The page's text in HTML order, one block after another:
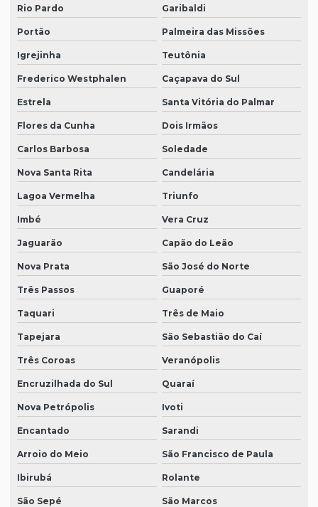
Rio Pardo Garibaldi
Portão Palmeira das Missões
Igrejinha Teutônia
Frederico Westphalen Caçapava do Sul
Estrela Santa Vitória do Palmar
Flores da Cunha Dois Irmãos
Carlos Barbosa Soledade
Nova Santa Rita Candelária
Lagoa Vermelha Triunfo
Imbé Vera Cruz
Jaguarão Capão do Leão
Nova Prata São José do Norte
Três Passos Guaporé
Taquari Três de Maio
Tapejara São Sebastião do Caí
Três Coroas Veranópolis
Encruzilhada do Sul Quaraí
Nova Petrópolis Ivoti
Encantado Sarandi
Arroio do Meio São Francisco de Paula
Ibirubá Rolante
São Sepé São Marcos